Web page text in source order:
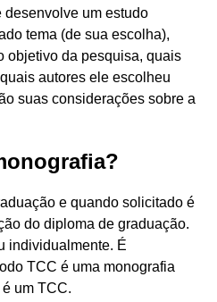
desenvolve um estudo
tema (de sua escolha),
objetivo da pesquisa, quais
autores ele escolheu
suas considerações sobre a
e quando solicitado é
do diploma de graduação.
individualmente. É
TCC é uma monografia
um TCC.